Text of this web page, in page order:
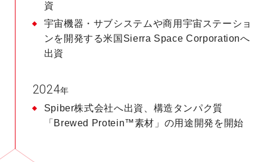
資
宇宙機器・サブシステムや商用宇宙ステーショ
ンを開発する米国Sierra Space Corporationへ
出資
2024年
Spiber株式会社へ出資、構造タンパク質
「Brewed Protein™素材」の用途開発を開始